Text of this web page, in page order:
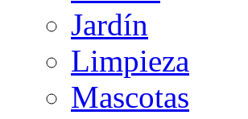
Jardín
Limpieza
Mascotas